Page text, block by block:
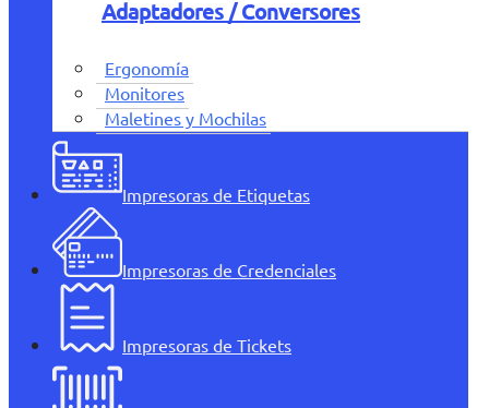
Adaptadores / Conversores
Ergonomía
Monitores
Maletines y Mochilas
Impresoras de Etiquetas
Impresoras de Credenciales
Impresoras de Tickets